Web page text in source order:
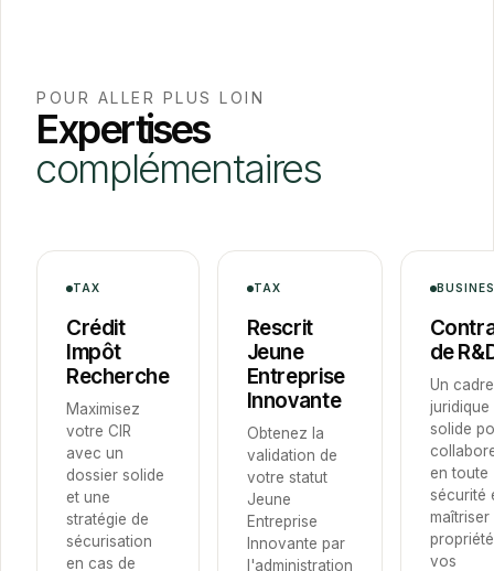
POUR ALLER PLUS LOIN
Expertises
complémentaires
TAX
Crédit
Impôt
Recherche
Maximisez
votre CIR
avec un
dossier solide
et une
stratégie de
sécurisation
en cas de
TAX
Rescrit
Jeune
Entreprise
Innovante
Obtenez la
validation de
votre statut
Jeune
Entreprise
Innovante par
l'administration
de
Un cadre
juridique
solide
en toute
sécurité
maîtriser
vos